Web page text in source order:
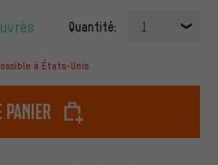
Quantité: 1
à États-Unis
panier